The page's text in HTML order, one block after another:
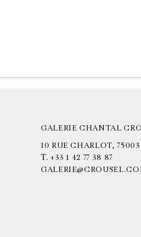
GALERIE CHANTAL
10 RUE CHARLOT, 75003
T. +33 1 42 77 38 87